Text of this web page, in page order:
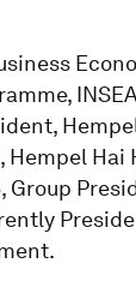
Hempel
Group